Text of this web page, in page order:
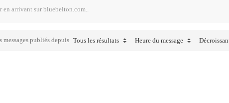
en arrivant sur bluebelton.com..
messages publiés depuis Tous les résultats Heure du message